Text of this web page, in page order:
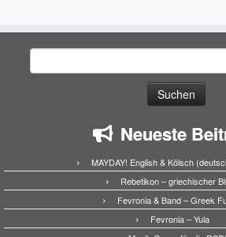
Neueste
MAYDAY! English & Kölsch
Rebetikon – griechischer
Fevronia & Band – Greek
Fevronia – Yula